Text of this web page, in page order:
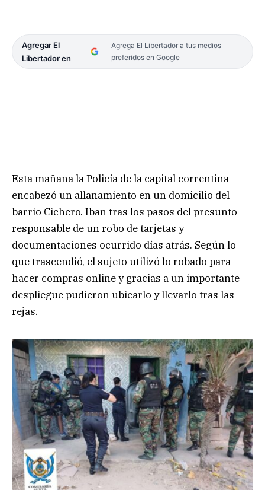
Agregar El
Libertador en
Agrega El Libertador a tus medios
preferidos en Google
Esta mañana la Policía de la capital correntina
encabezó un allanamiento en un domicilio del
barrio Cichero. Iban tras los pasos del presunto
responsable de un robo de tarjetas y
documentaciones ocurrido días atrás. Según lo
que trascendió, el sujeto utilizó lo robado para
hacer compras online y gracias a un importante
despliegue pudieron ubicarlo y llevarlo tras las
rejas.